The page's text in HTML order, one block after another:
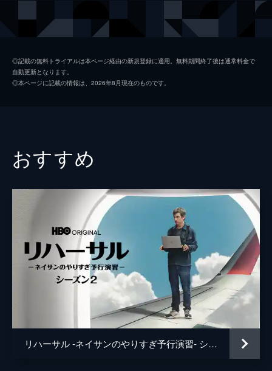
ジェイソン・シュワルツマン
監督 ジェシー・アームストロング
ジェシー・アームストロング
ニコラス・ブリテル
◎記載の無料トライアルは本ページ経由の新規登録に適用。無料期間終了後は通常料金で
自動更新となります。
◎本ページに記載の情報は、2026年8月現在のものです。
おすすめ
リハーサル -ネイサンのやりすぎ予行演習- シーズン２